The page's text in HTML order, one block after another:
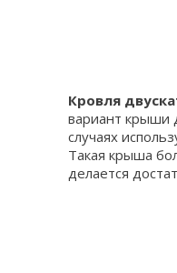
Кровля
вариант крыши
случаях
Такая крыша
делается